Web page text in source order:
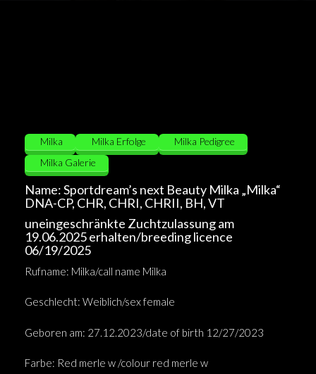
Milka Steckbrief
Milka Milka Erfolge
Milka Pedigree
Milka Galerie
Name: Sportdream’s next Beauty Milka „Milka“
DNA-CP, CHR, CHRI, CHRII, BH, VT
uneingeschränkte Zuchtzulassung am
19.06.2025 erhalten/breeding licence
06/19/2025
Rufname: Milka/call name Milka
Geschlecht: Weiblich/sex female
Geboren am: 27.12.2023/date of birth 12/27/2023
Farbe: Red merle w /colour red merle w